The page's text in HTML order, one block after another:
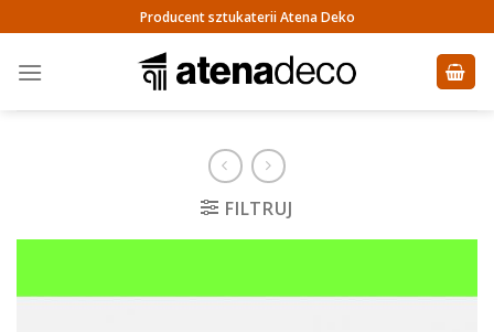
to
content
Producent sztukaterii Atena Deko
FILTRUJ